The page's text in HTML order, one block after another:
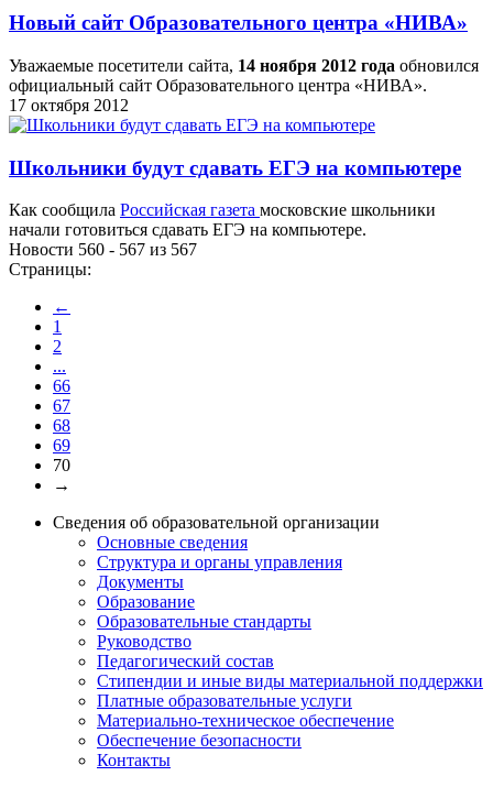
Новый сайт Образовательного центра «НИВА»
Уважаемые посетители сайта, 14 ноября 2012 года обновился
официальный сайт Образовательного центра «НИВА».
17 октября 2012
Школьники будут сдавать ЕГЭ на компьютере
Как сообщила Российская газета московские школьники
начали готовиться сдавать ЕГЭ на компьютере.
Новости 560 - 567 из 567
Страницы:
←
1
2
...
66
67
68
69
70
→
Сведения об образовательной организации
Основные сведения
Структура и органы управления
Документы
Образование
Образовательные стандарты
Руководство
Педагогический состав
Стипендии и иные виды материальной поддержки
Платные образовательные услуги
Материально-техническое обеспечение
Обеспечение безопасности
Контакты